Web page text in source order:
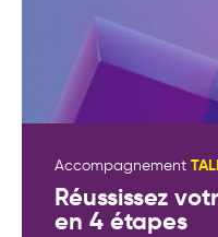
Accompagnement
Réussissez
en 4 étapes